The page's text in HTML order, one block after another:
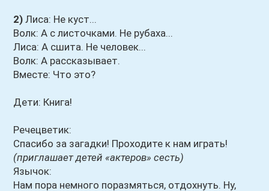
2) Лиса: Не куст...
Волк: А с листочками. Не рубаха...
Лиса: А сшита. Не человек...
Волк: А рассказывает.
Вместе: Что это?
Дети: Книга!
Речецветик:
Спасибо за загадки! Проходите к нам играть!
(приглашает детей «актеров» сесть)
Язычок:
Нам пора немного поразмяться, отдохнуть. Ну,